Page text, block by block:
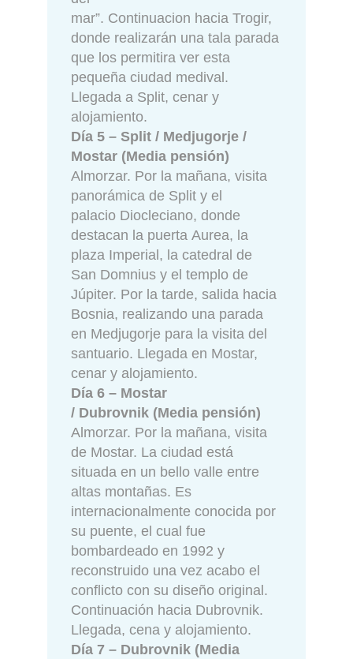
mar”. Continuacion hacia Trogir,
donde realizarán una tala parada
que los permitira ver esta
pequeña ciudad medival.
Llegada a Split, cenar y
alojamiento.
Día 5 – Split / Medjugorje /
Mostar (Media pensión)
Almorzar. Por la mañana, visita
panorámica de Split y el
palacio Diocleciano, donde
destacan la puerta Aurea, la
plaza Imperial, la catedral de
San Domnius y el templo de
Júpiter. Por la tarde, salida hacia
Bosnia, realizando una parada
en Medjugorje para la visita del
santuario. Llegada en Mostar,
cenar y alojamiento.
Día 6 – Mostar
/ Dubrovnik (Media pensión)
Almorzar. Por la mañana, visita
de Mostar. La ciudad está
situada en un bello valle entre
altas montañas. Es
internacionalmente conocida por
su puente, el cual fue
bombardeado en 1992 y
reconstruido una vez acabo el
conflicto con su diseño original.
Continuación hacia Dubrovnik.
Llegada, cena y alojamiento.
Día 7 – Dubrovnik (Media